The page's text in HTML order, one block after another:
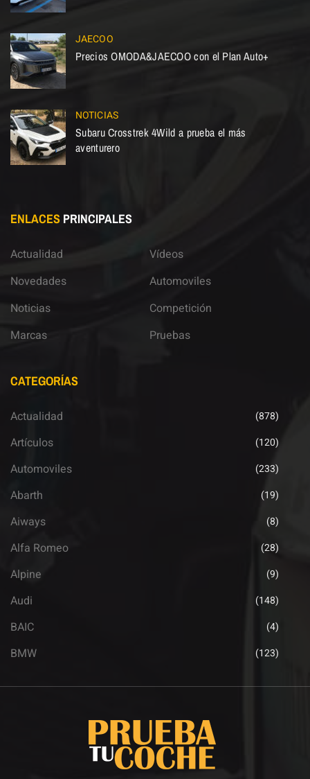
JAECOO
Precios OMODA&JAECOO con el Plan Auto+
NOTICIAS
Subaru Crosstrek 4Wild a prueba el más
aventurero
ENLACES PRINCIPALES
Actualidad
Novedades
Noticias
Marcas
Vídeos
Automoviles
Competición
Pruebas
CATEGORÍAS
Actualidad (878)
Artículos (120)
Automoviles (233)
Abarth (19)
Aiways (8)
Alfa Romeo (28)
Alpine (9)
Audi (148)
BAIC (4)
BMW (123)